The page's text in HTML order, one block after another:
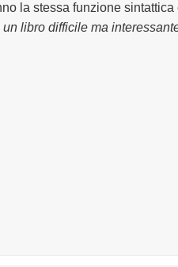
la stessa funzione sintattica
un libro difficile ma